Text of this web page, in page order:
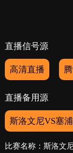
直播信号源
高清直播
直播备用源
斯洛文尼VS塞
比赛名称：斯洛文